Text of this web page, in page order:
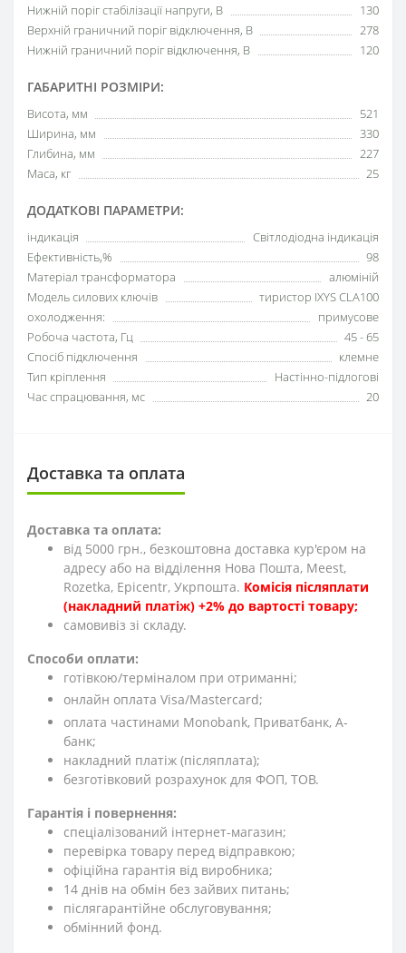
Нижній поріг стабілізації напруги, В
130
Верхній граничний поріг відключення, В
278
Нижній граничний поріг відключення, В
120
ГАБАРИТНІ РОЗМІРИ:
Висота, мм
521
Ширина, мм
330
Глибина, мм
227
Маса, кг
25
ДОДАТКОВІ ПАРАМЕТРИ:
індикація
Світлодіодна індикація
Ефективність,%
98
Матеріал трансформатора
алюміній
Модель силових ключів
тиристор IXYS CLA100
охолодження:
примусове
Робоча частота, Гц
45 - 65
Спосіб підключення
клемне
Тип кріплення
Настінно-підлогові
Час спрацювання, мс
20
Доставка та оплата
Доставка та оплата:
від 5000 грн., безкоштовна доставка кур'єром на
адресу або на відділення Нова Пошта, Meest,
Rozetka, Epicentr, Укрпошта. Комісія післяплати
(накладний платіж) +2% до вартості товару;
cамовивіз зі складу.
Способи оплати:
готівкою/терміналом при отриманні;
онлайн оплата Visa/Mastercard;
оплата частинами Monobank, Приватбанк, А-
банк;
накладний платіж (післяплата);
безготівковий розрахунок для ФОП, ТОВ.
Гарантія і повернення:
спеціалізований інтернет-магазин;
перевірка товару перед відправкою;
офіційна гарантія від виробника;
14 днів на обмін без зайвих питань;
післягарантійне обслуговування;
обмінний фонд.